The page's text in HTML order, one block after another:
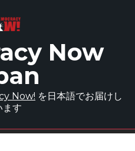
Now
Now! を日本語でお届けし
ます